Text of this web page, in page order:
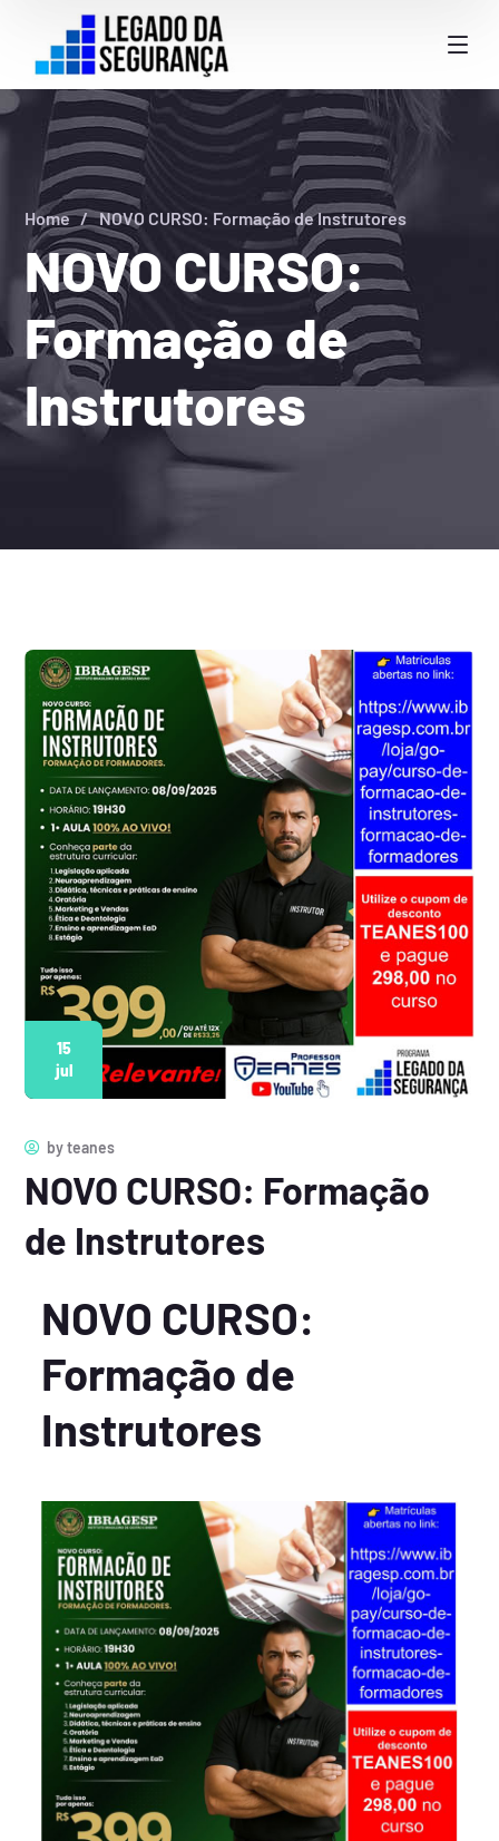
NOVO CURSO:
Formação de
Instrutores
Home NOVO CURSO: Formação de Instrutores
15
jul
byteanes
NOVO CURSO: Formação
de Instrutores
NOVO CURSO:
Formação de
Instrutores